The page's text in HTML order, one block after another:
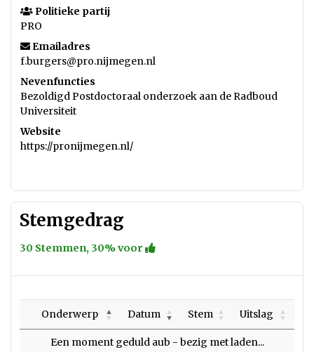
Politieke partij
PRO
Emailadres
f.burgers@pro.nijmegen.nl
Nevenfuncties
Bezoldigd Postdoctoraal onderzoek aan de Radboud
Universiteit
Website
https://pronijmegen.nl/
Stemgedrag
30 Stemmen, 30% voor
Onderwerp Datum Stem Uitslag
Een moment geduld aub - bezig met laden...